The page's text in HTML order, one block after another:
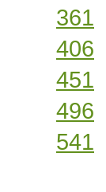
361
406
451
496
541